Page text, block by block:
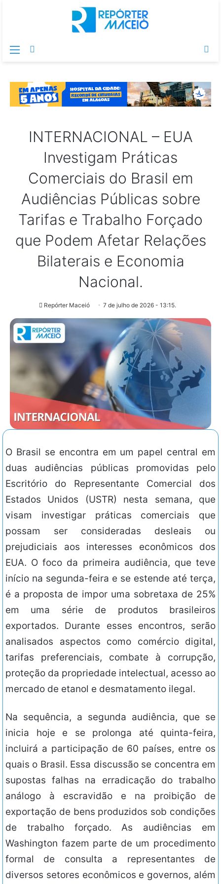
Menu
INTERNACIONAL – EUA
Investigam Práticas
Comerciais do Brasil em
Audiências Públicas sobre
Tarifas e Trabalho Forçado
que Podem Afetar Relações
Bilaterais e Economia
Nacional.
Repórter Maceió 7 de julho de 2026 - 13:15.
O Brasil se encontra em um papel central em
duas audiências públicas promovidas pelo
Escritório do Representante Comercial dos
Estados Unidos (USTR) nesta semana, que
visam investigar práticas comerciais que
possam ser consideradas desleais ou
prejudiciais aos interesses econômicos dos
EUA. O foco da primeira audiência, que teve
início na segunda-feira e se estende até terça,
é a proposta de impor uma sobretaxa de 25%
em uma série de produtos brasileiros
exportados. Durante esses encontros, serão
analisados aspectos como comércio digital,
tarifas preferenciais, combate à corrupção,
proteção da propriedade intelectual, acesso ao
mercado de etanol e desmatamento ilegal.
Na sequência, a segunda audiência, que se
inicia hoje e se prolonga até quinta-feira,
incluirá a participação de 60 países, entre os
quais o Brasil. Essa discussão se concentra em
supostas falhas na erradicação do trabalho
análogo à escravidão e na proibição de
exportação de bens produzidos sob condições
de trabalho forçado. As audiências em
Washington fazem parte de um procedimento
formal de consulta a representantes de
diversos setores econômicos e governos, além